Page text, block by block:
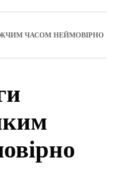
ЧАСОМ НЕЙМОВІРНО